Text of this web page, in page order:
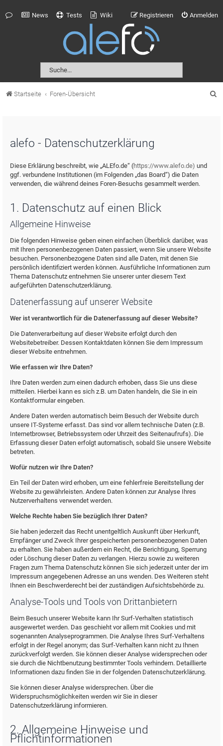
News Tests Wiki Anmelden
Registrieren
Startseite Foren-Übersicht
alefo - Datenschutzerklärung
Diese Erklärung beschreibt, wie „ALEfo.de“ (https://www.alefo.de) und
ggf. verbundene Institutionen (im Folgenden „das Board“) die Daten
verwenden, die während deines Foren-Besuchs gesammelt werden.
1. Datenschutz auf einen Blick
Allgemeine Hinweise
Die folgenden Hinweise geben einen einfachen Überblick darüber, was
mit Ihren personenbezogenen Daten passiert, wenn Sie unsere Website
besuchen. Personenbezogene Daten sind alle Daten, mit denen Sie
persönlich identifiziert werden können. Ausführliche Informationen zum
Thema Datenschutz entnehmen Sie unserer unter diesem Text
aufgeführten Datenschutzerklärung.
Datenerfassung auf unserer Website
Wer ist verantwortlich für die Datenerfassung auf dieser Website?
Die Datenverarbeitung auf dieser Website erfolgt durch den
Websitebetreiber. Dessen Kontaktdaten können Sie dem Impressum
dieser Website entnehmen.
Wie erfassen wir Ihre Daten?
Ihre Daten werden zum einen dadurch erhoben, dass Sie uns diese
mitteilen. Hierbei kann es sich z.B. um Daten handeln, die Sie in ein
Kontaktformular eingeben.
Andere Daten werden automatisch beim Besuch der Website durch
unsere IT-Systeme erfasst. Das sind vor allem technische Daten (z.B.
Internetbrowser, Betriebssystem oder Uhrzeit des Seitenaufrufs). Die
Erfassung dieser Daten erfolgt automatisch, sobald Sie unsere Website
betreten.
Wofür nutzen wir Ihre Daten?
Ein Teil der Daten wird erhoben, um eine fehlerfreie Bereitstellung der
Website zu gewährleisten. Andere Daten können zur Analyse Ihres
Nutzerverhaltens verwendet werden.
Welche Rechte haben Sie bezüglich Ihrer Daten?
Sie haben jederzeit das Recht unentgeltlich Auskunft über Herkunft,
Empfänger und Zweck Ihrer gespeicherten personenbezogenen Daten
zu erhalten. Sie haben außerdem ein Recht, die Berichtigung, Sperrung
oder Löschung dieser Daten zu verlangen. Hierzu sowie zu weiteren
Fragen zum Thema Datenschutz können Sie sich jederzeit unter der im
Impressum angegebenen Adresse an uns wenden. Des Weiteren steht
Ihnen ein Beschwerderecht bei der zuständigen Aufsichtsbehörde zu.
Analyse-Tools und Tools von Drittanbietern
Beim Besuch unserer Website kann Ihr Surf-Verhalten statistisch
ausgewertet werden. Das geschieht vor allem mit Cookies und mit
sogenannten Analyseprogrammen. Die Analyse Ihres Surf-Verhaltens
erfolgt in der Regel anonym; das Surf-Verhalten kann nicht zu Ihnen
zurückverfolgt werden. Sie können dieser Analyse widersprechen oder
sie durch die Nichtbenutzung bestimmter Tools verhindern. Detaillierte
Informationen dazu finden Sie in der folgenden Datenschutzerklärung.
Sie können dieser Analyse widersprechen. Über die
Widerspruchsmöglichkeiten werden wir Sie in dieser
Datenschutzerklärung informieren.
2. Allgemeine Hinweise und
Pflichtinformationen